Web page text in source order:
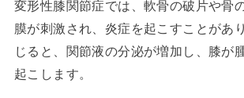
変形性膝関節症では、軟骨の破片や骨
膜が刺激され、炎症を起こすことがあ
じると、関節液の分泌が増加し、膝が
起こします。